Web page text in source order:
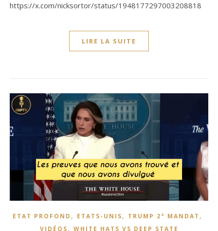
https://x.com/nicksortor/status/1948177297003208818
LIRE LA SUITE
ETAT PROFOND , ETATS-UNIS, TRUMP 2° MANDAT ,
VIDÉOS, WHITE HATS VS DEEP STATE